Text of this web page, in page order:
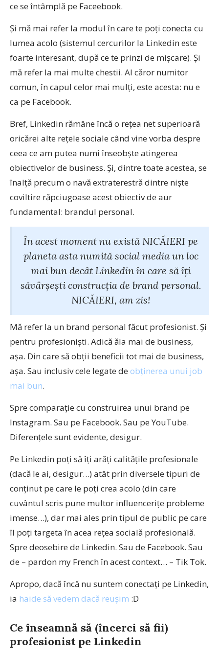
ce se întâmplă pe Faceebook.
Și mă mai refer la modul în care te poți conecta cu
lumea acolo (sistemul cercurilor la Linkedin este
foarte interesant, după ce te prinzi de mișcare). Și
mă refer la mai multe chestii. Al căror numitor
comun, în capul celor mai mulți, este acesta: nu e
ca pe Facebook.
Bref, Linkedin rămâne încă o rețea net superioară
oricărei alte rețele sociale când vine vorba despre
ceea ce am putea numi înseobște atingerea
obiectivelor de business. Și, dintre toate acestea, se
înalță precum o navă extraterestră dintre niște
coviltire răpciugoase acest obiectiv de aur
fundamental: brandul personal.
În acest moment nu există NICĂIERI pe
planeta asta numită social media un loc
mai bun decât Linkedin în care să îți
săvârșești construcția de brand personal.
NICĂIERI, am zis!
Mă refer la un brand personal făcut profesionist. Și
pentru profesioniști. Adică ăla mai de business,
așa. Din care să obții beneficii tot mai de business,
așa. Sau inclusiv cele legate de obținerea unui job
mai bun.
Spre comparație cu construirea unui brand pe
Instagram. Sau pe Facebook. Sau pe YouTube.
Diferențele sunt evidente, desigur.
Pe Linkedin poți să îți arăți calitățile profesionale
(dacă le ai, desigur…) atât prin diversele tipuri de
conținut pe care le poți crea acolo (din care
cuvântul scris pune multor influencerițe probleme
imense…), dar mai ales prin tipul de public pe care
îl poți targeta în acea rețea socială profesională.
Spre deosebire de Linkedin. Sau de Facebook. Sau
de – pardon my French în acest context… – Tik Tok.
Apropo, dacă încă nu suntem conectați pe Linkedin,
ia haide să vedem dacă reușim :D
Ce înseamnă să (încerci să fii)
profesionist pe Linkedin